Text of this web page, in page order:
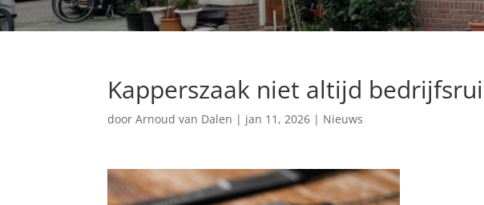
Kapperszaak niet altijd
doorArnoud van Dalen | jan 11, 2026 | Nieuws